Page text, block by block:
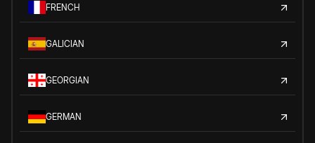
FRENCH
GALICIAN
GEORGIAN
GERMAN